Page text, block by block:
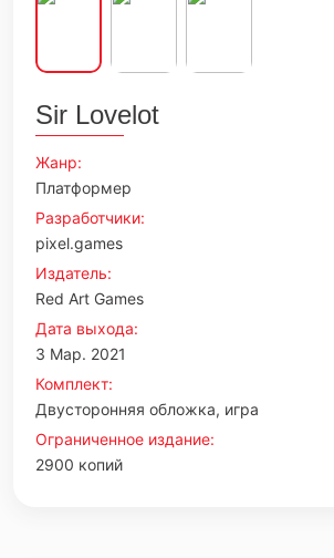
Sir Lovelot
Жанр:
Платформер
Разработчики:
pixel.games
Издатель:
Red Art Games
Дата выхода:
3 Мар. 2021
Комплект:
Двусторонняя обложка, игра
Ограниченное издание:
2900 копий